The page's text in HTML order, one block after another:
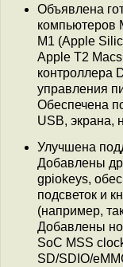
Объявлена
компьютеров
M1 (Apple
Apple T2
контроллера
управления
Обеспечена
USB, экрана,
Улучшена
Добавлены
gpiokeys,
подсветок и
(например,
Добавлены
SoC MSS
SD/SDIO/